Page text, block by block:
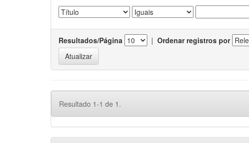
Resultados/Página | Ordenar registros por
Resultado 1-1 de 1.